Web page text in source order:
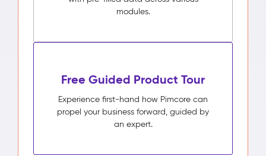
modules.
Free Guided Product Tour
Experience first-hand how Pimcore can
propel your business forward, guided by
an expert.